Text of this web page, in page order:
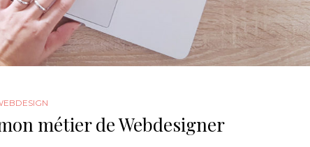
métier de Webdesigner